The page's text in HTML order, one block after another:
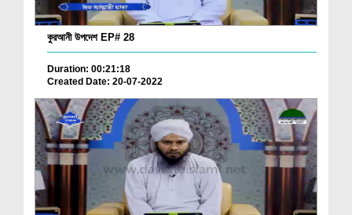
কুরআনী উপদেশ EP# 28
Duration: 00:21:18
Created Date: 20-07-2022